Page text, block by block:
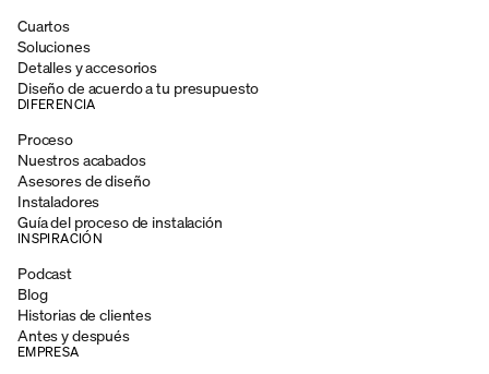
Cuartos
Soluciones
Detalles y accesorios
Diseño de acuerdo a tu presupuesto
DIFERENCIA
Proceso
Nuestros acabados
Asesores de diseño
Instaladores
Guía del proceso de instalación
INSPIRACIÓN
Podcast
Blog
Historias de clientes
Antes y después
EMPRESA